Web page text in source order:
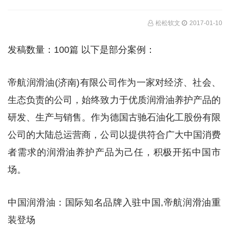
松松软文 2017-01-10
发稿数量：100篇 以下是部分案例：
帝航润滑油(济南)有限公司作为一家对经济、社会、
生态负责的公司，始终致力于优质润滑油养护产品的
研发、生产与销售。作为德国古驰石油化工股份有限
公司的大陆总运营商，公司以提供符合广大中国消费
者需求的润滑油养护产品为己任，积极开拓中国市
场。
中国润滑油：国际知名品牌入驻中国,帝航润滑油重
装登场